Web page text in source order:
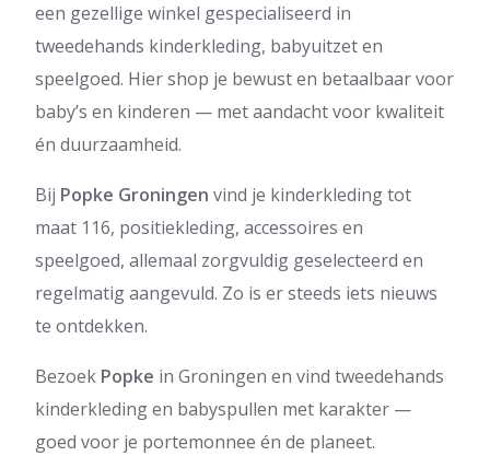
een gezellige winkel gespecialiseerd in
tweedehands kinderkleding, babyuitzet en
speelgoed. Hier shop je bewust en betaalbaar voor
baby’s en kinderen — met aandacht voor kwaliteit
én duurzaamheid.
Bij Popke Groningen vind je kinderkleding tot
maat 116, positiekleding, accessoires en
speelgoed, allemaal zorgvuldig geselecteerd en
regelmatig aangevuld. Zo is er steeds iets nieuws
te ontdekken.
Bezoek Popke in Groningen en vind tweedehands
kinderkleding en babyspullen met karakter —
goed voor je portemonnee én de planeet.